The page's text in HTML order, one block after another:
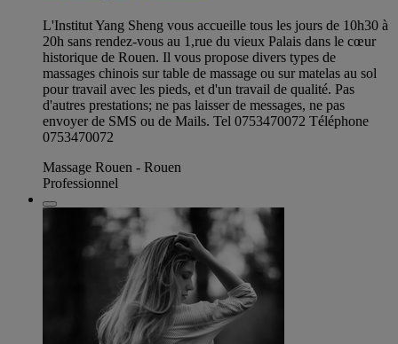
L'Institut Yang Sheng vous accueille tous les jours de 10h30 à
20h sans rendez-vous au 1,rue du vieux Palais dans le cœur
historique de Rouen. Il vous propose divers types de
massages chinois sur table de massage ou sur matelas au sol
pour travail avec les pieds, et d'un travail de qualité. Pas
d'autres prestations; ne pas laisser de messages, ne pas
envoyer de SMS ou de Mails. Tel 0753470072 Téléphone
0753470072
Massage Rouen - Rouen
Professionnel